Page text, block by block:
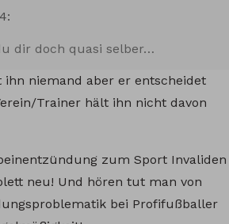
dir doch quasi selber…
ihn niemand aber er entscheidet
Trainer hält ihn nicht davon
zum Sport Invaliden
neu! Und hören tut man von
bei Profifußballer